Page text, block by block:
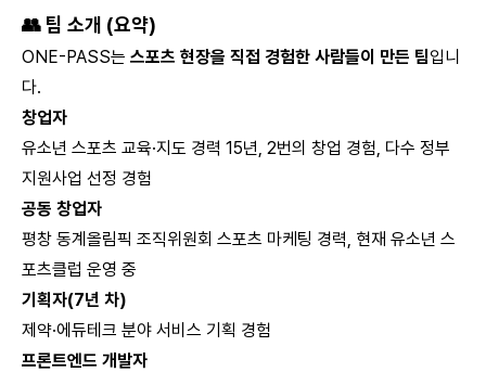
👥 팀 소개 (요약)
ONE-PASS는 스포츠 현장을 직접 경험한 사람들이 만든 팀입니
다.
창업자
유소년 스포츠 교육·지도 경력 15년, 2번의 창업 경험, 다수 정부
지원사업 선정 경험
공동 창업자
평창 동계올림픽 조직위원회 스포츠 마케팅 경력, 현재 유소년 스
포츠클럽 운영 중
기획자(7년 차)
제약·에듀테크 분야 서비스 기획 경험
프론트엔드 개발자